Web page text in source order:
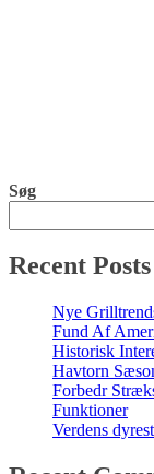
Søg
Recent Posts
Nye
Fund Af
Historisk
Havtorn
Forbedr
Funktioner
Verdens